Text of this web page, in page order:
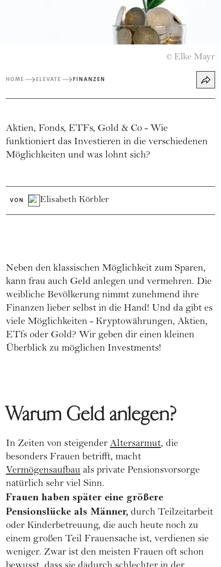
© Elke Mayr
HOME ELEVATE FINANZEN
Aktien, Fonds, ETFs, Gold & Co - Wie
funktioniert das Investieren in die verschiedenen
Möglichkeiten und was lohnt sich?
VON Elisabeth Körbler
Neben den klassischen Möglichkeit zum Sparen,
kann frau auch Geld anlegen und vermehren. Die
weibliche Bevölkerung nimmt zunehmend ihre
Finanzen lieber selbst in die Hand! Und da gibt es
viele Möglichkeiten - Kryptowährungen, Aktien,
ETfs oder Gold? Wir geben dir einen kleinen
Überblick zu möglichen Investments!
Warum Geld anlegen?
In Zeiten von steigender Altersarmut, die
besonders Frauen betrifft, macht
Vermögensaufbau als private Pensionsvorsorge
natürlich sehr viel Sinn.
Frauen haben später eine größere
Pensionslücke als Männer, durch Teilzeitarbeit
oder Kinderbetreuung, die auch heute noch zu
einem großen Teil Frauensache ist, verdienen sie
weniger. Zwar ist den meisten Frauen oft schon